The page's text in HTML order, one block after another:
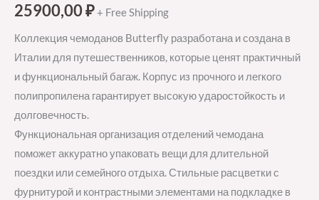
25900,00₽+ Free Shipping
Коллекция чемоданов Butterfly разработана и создана в
Италии для путешественников, которые ценят практичный
и функциональный багаж. Корпус из прочного и легкого
полипропилена гарантирует высокую ударостойкость и
долговечность.
Функциональная организация отделений чемодана
поможет аккуратно упаковать вещи для длительной
поездки или семейного отдыха. Стильные расцветки с
фурнитурой и контрастными элементами на подкладке в